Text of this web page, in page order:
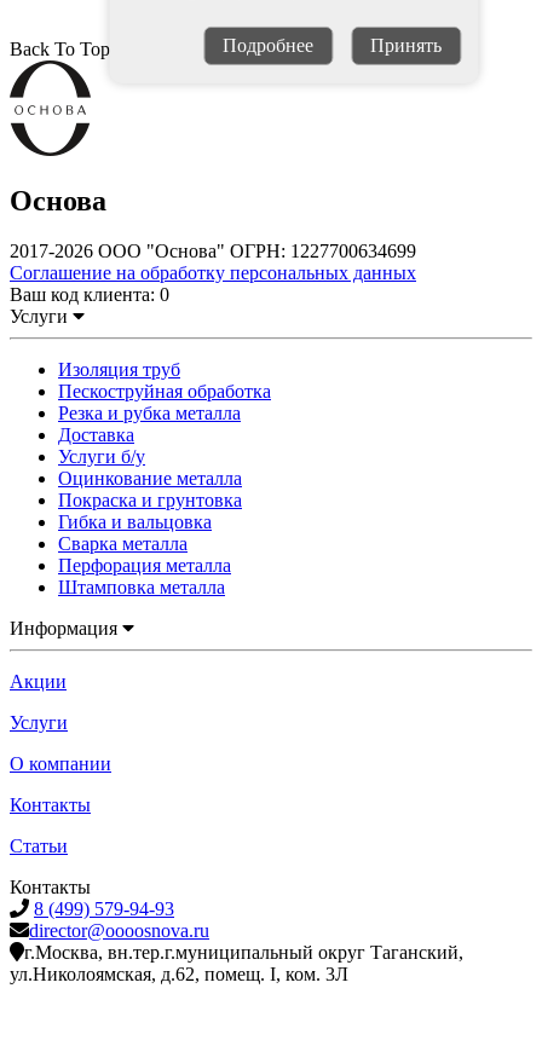
Back To Top
Основа
2017-2026 ООО "Основа" ОГРН: 1227700634699
Соглашение на обработку персональных данных
Ваш код клиента: 0
Услуги
Изоляция труб
Пескоструйная обработка
Резка и рубка металла
Доставка
Услуги б/у
Оцинкование металла
Покраска и грунтовка
Гибка и вальцовка
Сварка металла
Перфорация металла
Штамповка металла
Информация
Акции
Услуги
О компании
Контакты
Статьи
Контакты
8 (499) 579-94-93
director@oooosnova.ru
г.Москва, вн.тер.г.муниципальный округ Таганский,
ул.Николоямская, д.62, помещ. I, ком. 3Л
Подробнее Принять